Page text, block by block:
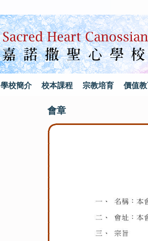
學校簡介 校本課程 宗教培育 價值
會章